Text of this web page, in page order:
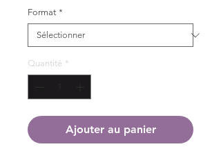
Format *
Quantité *
Ajouter au panier